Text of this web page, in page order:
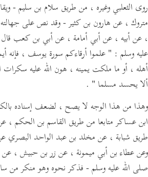
روى الثعلبي وغيره ، من طريق سلام بن سليم -
متروك ، عن هارون بن كثير - وقد نص على
، عن أبيه ، عن أبي أمامة ، عن أبي بن كعب
عليه وسلم : " علموا أرقاءكم سورة يوسف ، فإنه
أهله ، أو ما ملكت يمينه ، هون الله عليه
ألا يحسد مسلما " .
وهذا من هذا الوجه لا يصح ، لضعف إسناده
ابن عساكر متابعا من طريق القاسم بن الحكم ،
طريق شبابة ، عن مخلد بن عبد الواحد
وعن عطاء بن أبي ميمونة ، عن زر بن حبيش ،
صلى الله عليه وسلم - فذكر نحوه وهو منكر من